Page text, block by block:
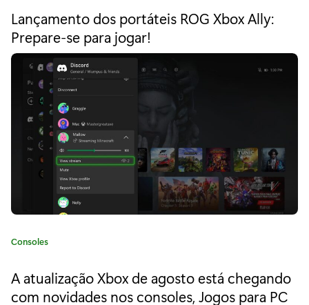
r
i
o
d
c
e
g
o
Lançamento dos portáteis ROG Xbox Ally:
Prepare-se para jogar!
C
e
g
Consoles
A atualização Xbox de agosto está chegando
com novidades nos consoles, Jogos para PC